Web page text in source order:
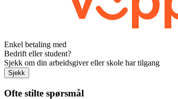
Enkel betaling med
Bedrift eller student?
Sjekk om din arbeidsgiver eller skole har tilgang
Sjekk
Ofte stilte spørsmål